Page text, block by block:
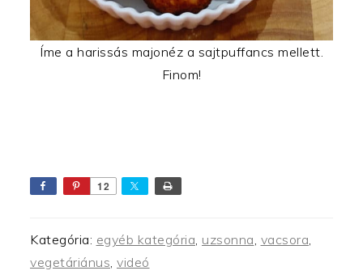
Íme a harissás majonéz a sajtpuffancs mellett.
Finom!
12
Kategória: egyéb kategória uzsonna vacsora
vegetáriánus videó